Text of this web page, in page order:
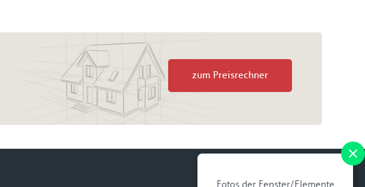
Fotos der Fenster/Elemente
zum Preisrechner